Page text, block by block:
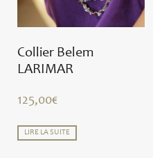
Collier Belem
LARIMAR
125,00€
LIRE LA SUITE